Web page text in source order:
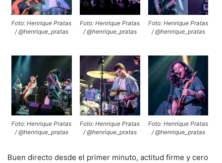
Foto: Henrique Pratas
/ @henrique_pratas
Foto: Henrique Pratas
/ @henrique_pratas
Foto: Henrique Pratas
/ @henrique_pratas
Foto: Henrique Pratas
/ @henrique_pratas
Foto: Henrique Pratas
/ @henrique_pratas
Foto: Henrique Pratas
/ @henrique_pratas
Buen directo desde el primer minuto, actitud firme y cero